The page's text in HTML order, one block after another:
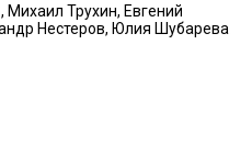
Михаил Трухин, Евгений
Нестеров, Юлия Шубарева